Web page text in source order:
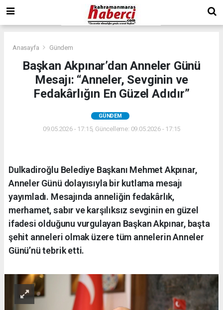
Anasayfa Gündem
Başkan Akpınar’dan Anneler Günü
Mesajı: “Anneler, Sevginin ve
Fedakârlığın En Güzel Adıdır”
GÜNDEM
09.05.2026 - 17:15, Güncelleme: 09.05.2026 - 17:15
Dulkadiroğlu Belediye Başkanı Mehmet Akpınar,
Anneler Günü dolayısıyla bir kutlama mesajı
yayımladı. Mesajında anneliğin fedakârlık,
merhamet, sabır ve karşılıksız sevginin en güzel
ifadesi olduğunu vurgulayan Başkan Akpınar, başta
şehit anneleri olmak üzere tüm annelerin Anneler
Günü’nü tebrik etti.